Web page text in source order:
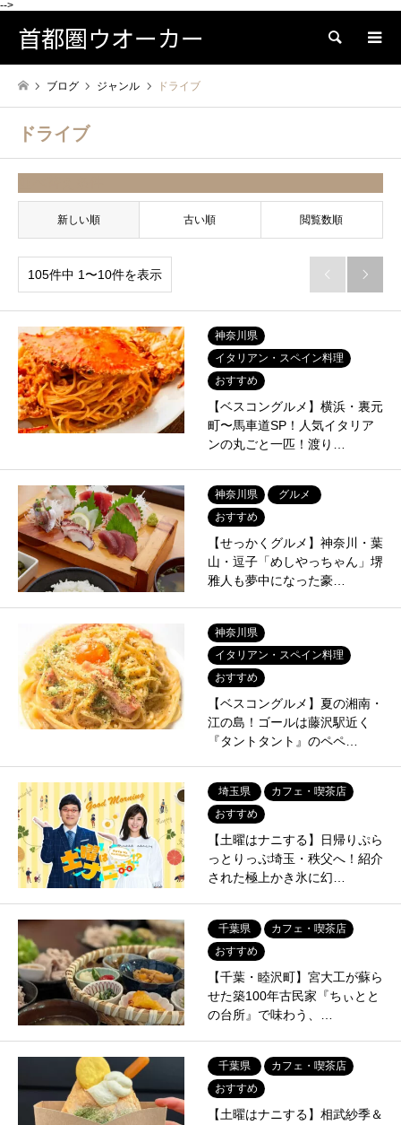
-->
首都圏ウオーカー 検索
ブログ ジャンル ドライブ
ドライブ
新しい順 古い順 閲覧数順
105件中 1〜10件を表示  
神奈川県
イタリアン・スペイン料理
おすすめ
【ベスコングルメ】横浜・裏元
町〜馬車道SP！人気イタリア
ンの丸ごと一匹！渡り…
神奈川県
グルメ
おすすめ
【せっかくグルメ】神奈川・葉
山・逗子「めしやっちゃん」堺
雅人も夢中になった豪…
神奈川県
イタリアン・スペイン料理
おすすめ
【ベスコングルメ】夏の湘南・
江の島！ゴールは藤沢駅近く
『タントタント』のペペ…
埼玉県
カフェ・喫茶店
おすすめ
【土曜はナニする】日帰りぷら
っとりっぷ埼玉・秩父へ！紹介
された極上かき氷に幻…
千葉県
カフェ・喫茶店
おすすめ
【千葉・睦沢町】宮大工が蘇ら
せた築100年古民家『ちぃとと
の台所』で味わう、…
千葉県
カフェ・喫茶店
おすすめ
【土曜はナニする】相武紗季＆